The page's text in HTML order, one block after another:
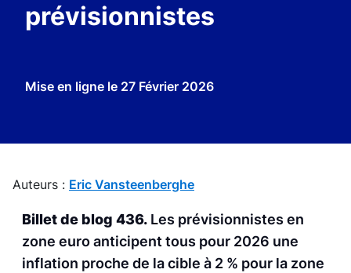
prévisionnistes
Mise en ligne le 27 Février 2026
Auteurs : Eric Vansteenberghe
Billet de blog 436. Les prévisionnistes en
zone euro anticipent tous pour 2026 une
inflation proche de la cible à 2 % pour la zone